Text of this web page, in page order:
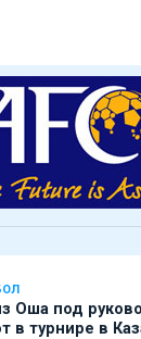
Оша под
в турнире в